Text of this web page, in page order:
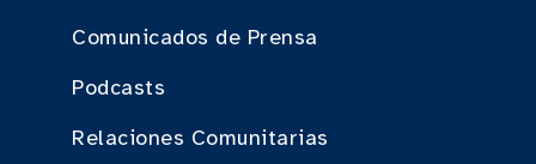
Comunicados de Prensa
Podcasts
Relaciones Comunitarias